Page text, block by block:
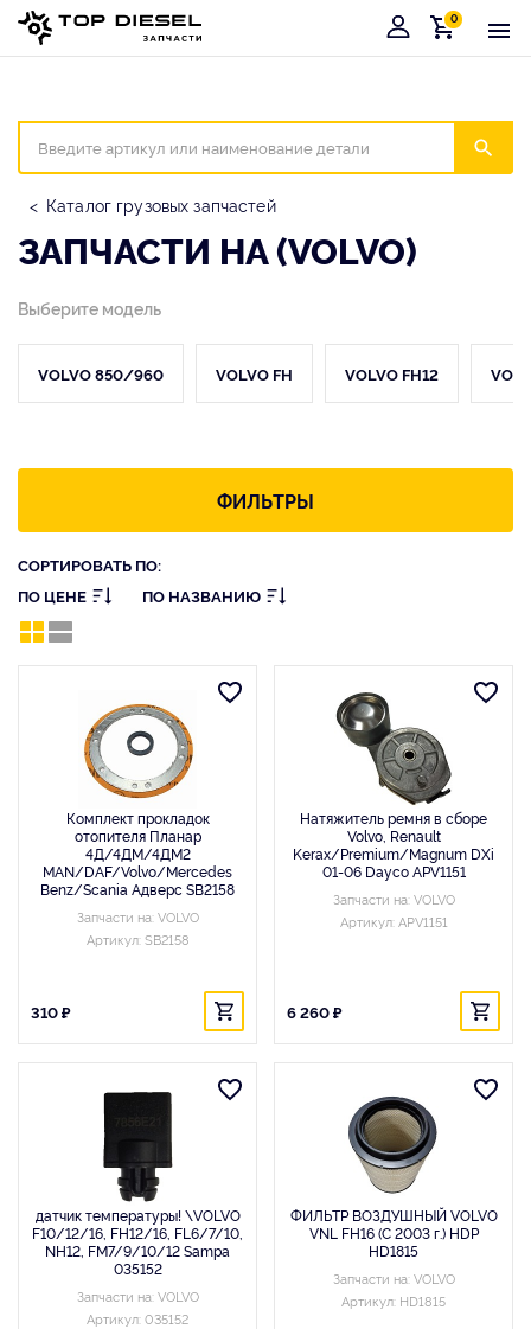
Корзина
0
Каталог грузовых запчастей
ЗАПЧАСТИ НА (VOLVO)
Выберите модель
VOLVO 850/960 VOLVO FH VOLVO FH12
ФИЛЬТРЫ
СОРТИРОВАТЬ ПО:
ПО ЦЕНЕ
ПО НАЗВАНИЮ
Комплект прокладок
отопителя Планар
4Д/4ДМ/4ДМ2
MAN/DAF/Volvo/Mercedes
Benz/Scania Адверс SB2158
Запчасти на: VOLVO
Артикул: SB2158
310 ₽
Натяжитель ремня в сборе
Volvo, Renault
Kerax/Premium/Magnum DXi
01-06 Dayco APV1151
Запчасти на: VOLVO
Артикул: APV1151
6 260 ₽
датчик температуры! \VOLVO
F10/12/16, FH12/16, FL6/7/10,
NH12, FM7/9/10/12 Sampa
035152
Запчасти на: VOLVO
Артикул: 035152
ФИЛЬТР ВОЗДУШНЫЙ VOLVO
VNL FH16 (С 2003 г.) HDP
HD1815
Запчасти на: VOLVO
Артикул: HD1815